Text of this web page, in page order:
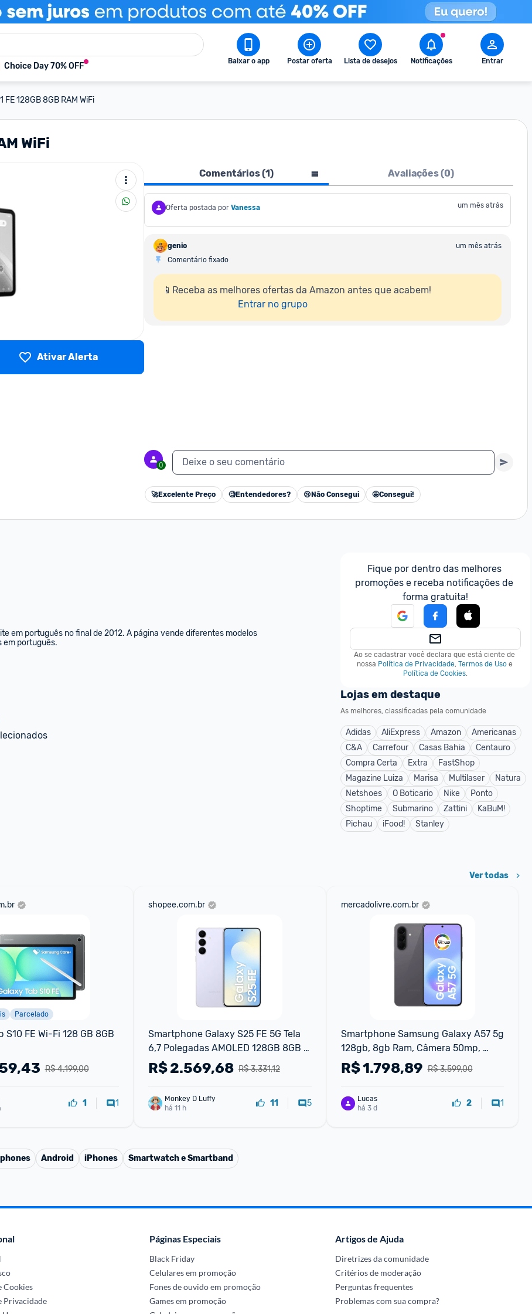
Choice Day 70% OFF Baixar o app Postar oferta Lista de desejos Notificações Entrar
FE 128GB 8GB RAM WiFi
WiFi
Ativar Alerta
Comentários (1) Avaliações (0)
Oferta postada por Vanessa um mês atrás
genio
um mês atrás
Comentário fixado
📱Receba as melhores ofertas da Amazon antes que acabem!
Entrar no grupo
0 Deixe o seu comentário
🚀Excelente Preço 🧐Entendedores? 😢 Não Consegui 🤩Consegui!
em português no final de 2012. A página vende diferentes modelos
em português.
Fique por dentro das melhores
promoções e receba notificações de
forma gratuita!
Ao se cadastrar você declara que está ciente de
nossa Política de Privacidade, Termos de Uso e
Política de Cookies.
Lojas em destaque
As melhores, classificadas pela comunidade
Adidas AliExpress Amazon
Americanas
C&A
Carrefour Casas Bahia
Centauro
Compra Certa
Extra
FastShop
Magazine Luiza
Marisa Multilaser
Natura
Netshoes
O Boticario Nike
Ponto
Shoptime
Submarino Zattini
KaBuM!
Pichau
iFood! Stanley
Ver todas
Parcelado
S10 FE Wi-Fi 128 GB 8GB
R$ 4.199,00
1 1
shopee.com.br
Smartphone Galaxy S25 FE 5G Tela
6,7 Polegadas AMOLED 128GB 8GB
RAM Câmera 50MP Samsung
R$ 3.331,12
R$2.569,68
Monkey D Luffy
há 11 h
11 5
mercadolivre.com.br
Smartphone Samsung Galaxy A57 5g
128gb, 8gb Ram, Câmera 50mp,
Ip68, Super Amoled 6.7", Recursos Ai
(azul Escuro) - (amazon)
R$ 3.599,00
R$1.798,89
Lucas
há 3 d
2 1
Android iPhones Smartwatch e Smartband
Cookies
Privacidade
Páginas Especiais
Black Friday
Celulares em promoção
Fones de ouvido em promoção
Games em promoção
Artigos de Ajuda
Diretrizes da comunidade
Critérios de moderação
Perguntas frequentes
Problemas com sua compra?